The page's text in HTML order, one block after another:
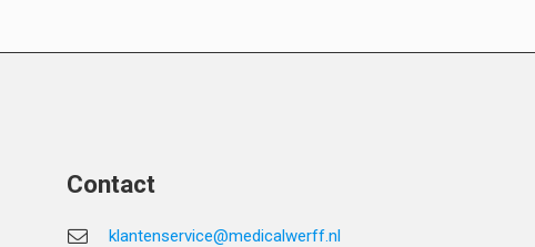
Contact
klantenservice@medicalwerff.nl